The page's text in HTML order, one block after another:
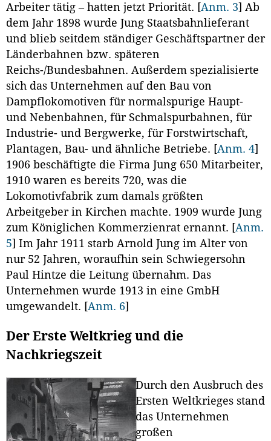
Arbeiter tätig – hatten jetzt Priorität. [Anm. 3] Ab
dem Jahr 1898 wurde Jung Staatsbahnlieferant
und blieb seitdem ständiger Geschäftspartner der
Länderbahnen bzw. späteren
Reichs-/Bundesbahnen. Außerdem spezialisierte
sich das Unternehmen auf den Bau von
Dampflokomotiven für normalspurige Haupt-
und Nebenbahnen, für Schmalspurbahnen, für
Industrie- und Bergwerke, für Forstwirtschaft,
Plantagen, Bau- und ähnliche Betriebe. [Anm. 4]
1906 beschäftigte die Firma Jung 650 Mitarbeiter,
1910 waren es bereits 720, was die
Lokomotivfabrik zum damals größten
Arbeitgeber in Kirchen machte. 1909 wurde Jung
zum Königlichen Kommerzienrat ernannt. [Anm.
5] Im Jahr 1911 starb Arnold Jung im Alter von
nur 52 Jahren, woraufhin sein Schwiegersohn
Paul Hintze die Leitung übernahm. Das
Unternehmen wurde 1913 in eine GmbH
umgewandelt. [Anm. 6]
Der Erste Weltkrieg und die
Nachkriegszeit
Durch den Ausbruch des
Ersten Weltkrieges stand
das Unternehmen
großen